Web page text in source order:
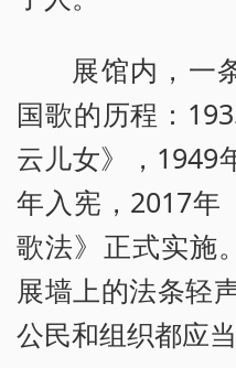
展馆内，一
国歌的历程：
云儿女》，1949
年入宪，2017年
歌法》正式实施
展墙上的法条轻
公民和组织都应